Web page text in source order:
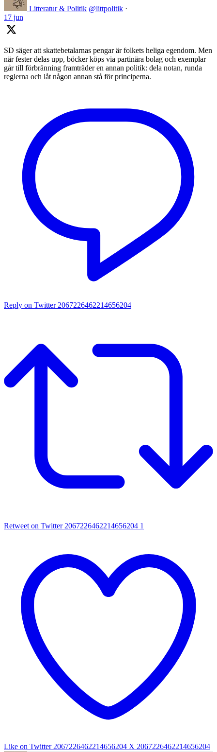
Litteratur & Politik @littpolitik ·
17 jun
SD säger att skattebetalarnas pengar är folkets heliga egendom. Men
när fester delas upp, böcker köps via partinära bolag och exemplar
går till förbränning framträder en annan politik: dela notan, runda
reglerna och låt någon annan stå för principerna.
Reply on Twitter 2067226462214656204
Retweet on Twitter 2067226462214656204 1
Like on Twitter 2067226462214656204 X 2067226462214656204